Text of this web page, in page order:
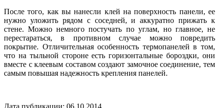
После того, как вы нанесли клей на поверхность панели, ее
нужно уложить рядом с соседней, и аккуратно прижать к
стене. Можно немного постучать по углам, но главное, не
перестараться, в противном случае можно повредить
покрытие. Отличительная особенность термопанелей в том,
что на тыльной стороне есть горизонтальные бороздки, они
вместе с клеевым составом создают замочное соединение, тем
самым повышая надежность крепления панелей.
Дата публикации: 06.10.2014